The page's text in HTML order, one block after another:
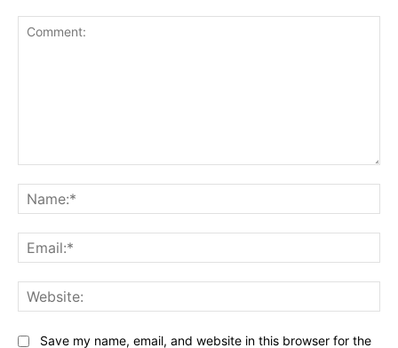
Save my name, email, and website in this browser for the